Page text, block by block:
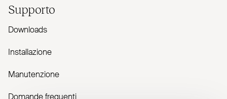
Supporto
Downloads
Installazione
Manutenzione